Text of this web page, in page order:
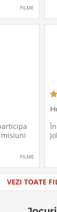
dispară
și
FILME
o
le are
Starea
FILME
VEZI TOATE